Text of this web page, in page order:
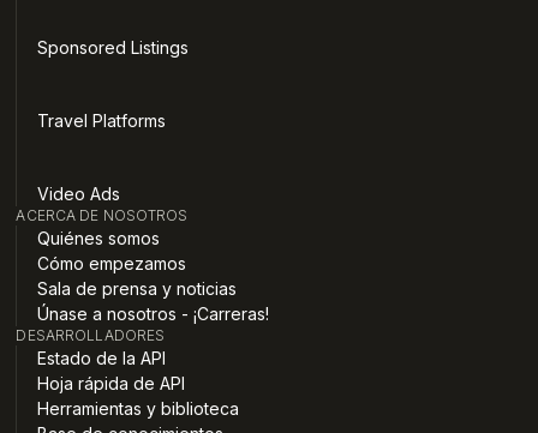
Sponsored Listings
Travel Platforms
Video Ads
ACERCA DE NOSOTROS
Quiénes somos
Cómo empezamos
Sala de prensa y noticias
Únase a nosotros - ¡Carreras!
DESARROLLADORES
Estado de la API
Hoja rápida de API
Herramientas y biblioteca